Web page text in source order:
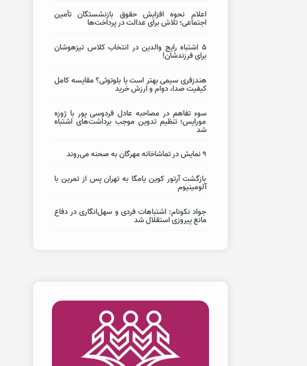
اعلام نحوه افزایش حقوق بازنشستگان تأمین
اجتماعی؛ تلاش برای عدالت در پرداخت‌ها
5 اشتباه رایج والدین در انتخاب کلاس تیزهوشان
برای فرزندشان!
هندزفری سیمی بهتر است یا بلوتوثی؟ مقایسه کامل
کیفیت صدا، دوام و ارزش خرید
سوء تفاهم در مصاحبه عادل فردوسی پور با ژوزه
مورایس؛ تنظیم تدوین موجب برداشت‌های اشتباه
شد
۹ نمایش در تماشاخانه مهرگان به صحنه می‌روند
بازگشت آرتور کوین یامگا به تهران پس از تمرین با
آلومینیوم
جواد نکونام: اشتباهات فردی و سهل‌انگاری در دفاع
مانع پیروزی استقلال شد